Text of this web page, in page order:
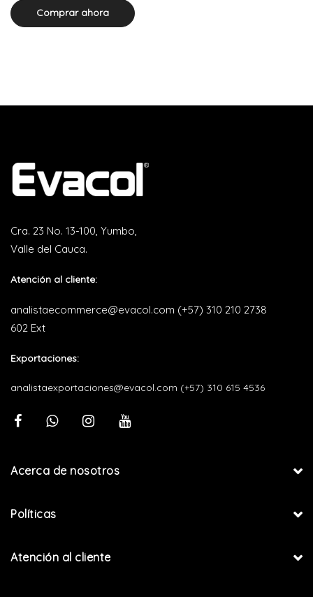
Comprar ahora
Cra. 23 No. 13-100, Yumbo,
Valle del Cauca.
Atención al cliente:
analistaecommerce@evacol.com (+57) 310 210 2738
602 Ext
Exportaciones:
analistaexportaciones@evacol.com (+57) 310 615 4536
Acerca de nosotros
Políticas
Atención al cliente